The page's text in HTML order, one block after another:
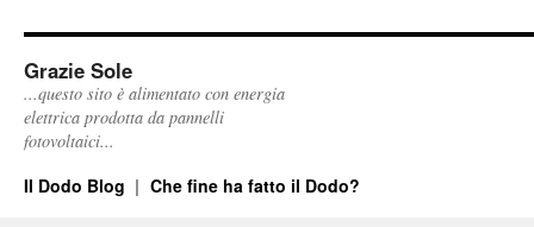
Grazie Sole
...questo sito è alimentato con energia
elettrica prodotta da pannelli
fotovoltaici...
Il Dodo Blog Che fine ha fatto il Dodo?